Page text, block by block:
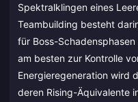
Spektralklingen eines
Teambuilding besteht
für Boss-
am besten zur Kontrolle
Energieregeneration wird
deren Rising-Äquivalente